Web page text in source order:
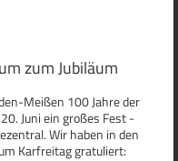
zum Jubiläum
Meißen 100 Jahre der
Juni ein großes Fest -
Wir haben in den
Karfreitag gratuliert: